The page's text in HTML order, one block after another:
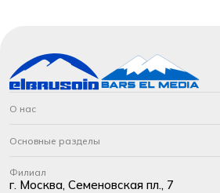
О нас
Основные разделы
Филиал
г. Москва, Семеновская пл., 7